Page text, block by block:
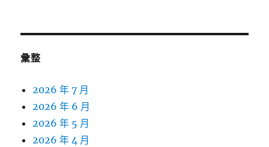
彙整
2026 年 7 月
2026 年 6 月
2026 年 5 月
2026 年 4 月